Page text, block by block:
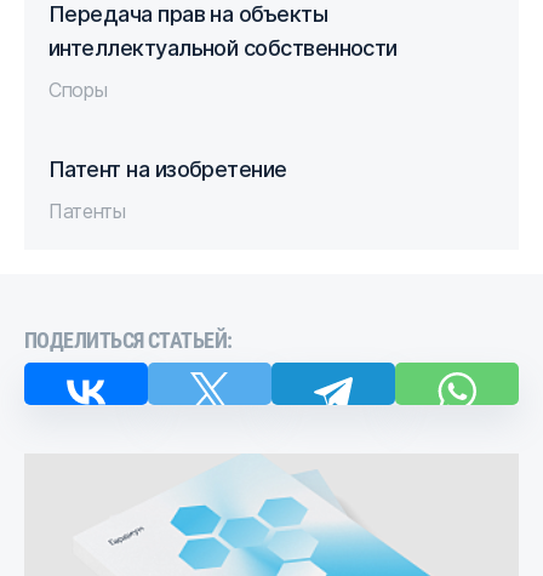
Споры
Передача прав на объекты
интеллектуальной собственности
Патенты
Патент на изобретение
ПОДЕЛИТЬСЯ СТАТЬЕЙ: